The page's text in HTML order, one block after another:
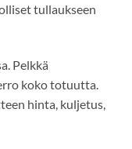
tullaukseen
Pelkkä
koko totuutta.
hinta, kuljetus,